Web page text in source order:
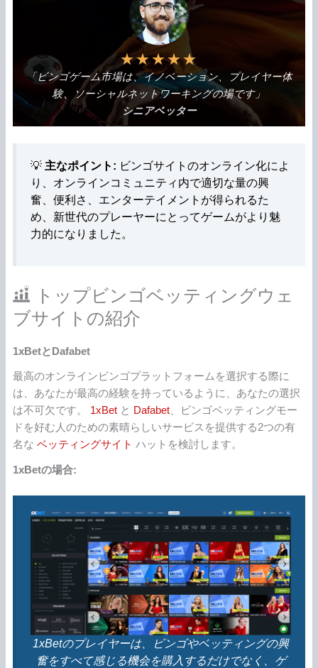
★★★★★
「ビンゴゲーム市場は、イノベーション、プレイヤー体
験、ソーシャルネットワーキングの場です」
シニアベッター
💡 主なポイント: ビンゴサイトのオンライン化によ
り、オンラインコミュニティ内で適切な量の興
奮、便利さ、エンターテイメントが得られるた
め、新世代のプレーヤーにとってゲームがより魅
力的になりました。
トップビンゴベッティングウェ
ブサイトの紹介
1xBetとDafabet
最高のオンラインビンゴプラットフォームを選択する際に
は、あなたが最高の経験を持っているように、あなたの選択
は不可欠です。 1xBetと Dafabet、ビンゴベッティングモー
ドを好む人のための素晴らしいサービスを提供する2つの有
名な ベッティングサイト ハットを検討します。
1xBetの場合:
1xBetのプレイヤーは、ビンゴやベッティングの興
奮をすべて感じる機会を購入するだけでなく、ゲ